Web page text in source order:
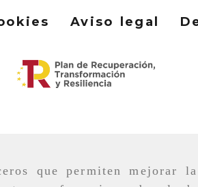
que permiten mejorar
Aviso legal